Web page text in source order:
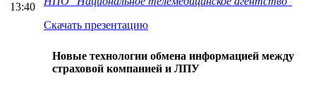
13:40
Скачать презентацию
Новые технологии обмена информацией между
страховой компанией и ЛПУ